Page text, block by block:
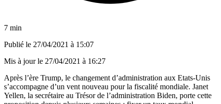
7 min
Publié le 27/04/2021 à 15:07
Mis à jour le 27/04/2021 à 16:27
Après l’ère Trump, le changement d’administration aux Etats-Unis
s’accompagne d’un vent nouveau pour la fiscalité mondiale. Janet
Yellen, la secrétaire au Trésor de l’administration Biden, porte cette